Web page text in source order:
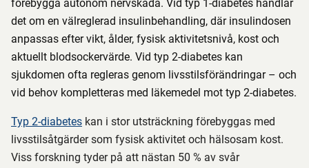
förebygga autonom nervskada. Vid typ 1-diabetes handlar
det om en välreglerad insulinbehandling, där insulindosen
anpassas efter vikt, ålder, fysisk aktivitetsnivå, kost och
aktuellt blodsockervärde. Vid typ 2-diabetes kan
sjukdomen ofta regleras genom livsstilsförändringar – och
vid behov kompletteras med läkemedel mot typ 2-diabetes.
Typ 2-diabetes kan i stor utsträckning förebyggas med
livsstilsåtgärder som fysisk aktivitet och hälsosam kost.
Viss forskning tyder på att nästan 50 % av svår